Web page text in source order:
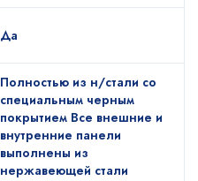
Да
Полностью из н/стали со
специальным черным
покрытием Все внешние и
внутренние панели
выполнены из
нержавеющей стали